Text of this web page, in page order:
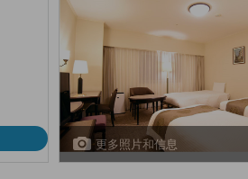
更多照片和信息